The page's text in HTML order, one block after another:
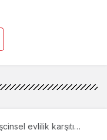
evlilik karşıtı